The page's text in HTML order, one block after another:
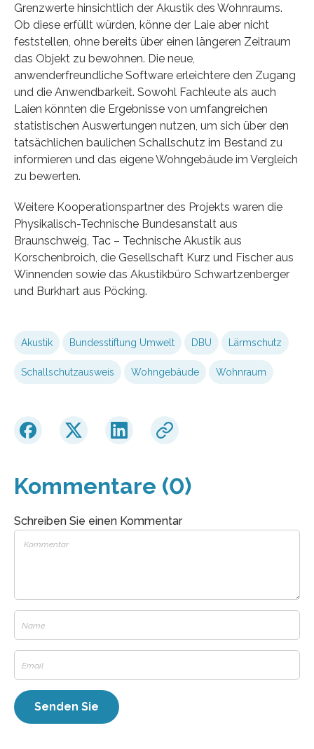
Grenzwerte hinsichtlich der Akustik des Wohnraums.
Ob diese erfüllt würden, könne der Laie aber nicht
feststellen, ohne bereits über einen längeren Zeitraum
das Objekt zu bewohnen. Die neue,
anwenderfreundliche Software erleichtere den Zugang
und die Anwendbarkeit. Sowohl Fachleute als auch
Laien könnten die Ergebnisse von umfangreichen
statistischen Auswertungen nutzen, um sich über den
tatsächlichen baulichen Schallschutz im Bestand zu
informieren und das eigene Wohngebäude im Vergleich
zu bewerten.
Weitere Kooperationspartner des Projekts waren die
Physikalisch-Technische Bundesanstalt aus
Braunschweig, Tac – Technische Akustik aus
Korschenbroich, die Gesellschaft Kurz und Fischer aus
Winnenden sowie das Akustikbüro Schwartzenberger
und Burkhart aus Pöcking.
Akustik Bundesstiftung Umwelt DBU Lärmschutz
Schallschutzausweis Wohngebäude Wohnraum
Kommentare (0)
Schreiben Sie einen Kommentar